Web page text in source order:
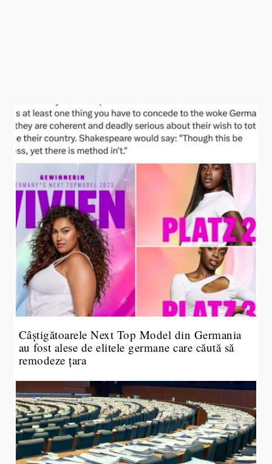
Câștigătoarele Next Top Model din Germania
au fost alese de elitele germane care căută să
remodeze țara